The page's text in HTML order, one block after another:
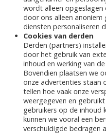
wordt alleen
door ons alleen anoniem
diensten personaliseren
Cookies van derden
Derden (partners)
door het gebruik van
inhoud en werking van
Bovendien plaatsen we
onze advertenties staan
tellen hoe vaak onze
weergegeven en
gebruikers op de inhoud
kunnen we vooral een
verschuldigde bedragen